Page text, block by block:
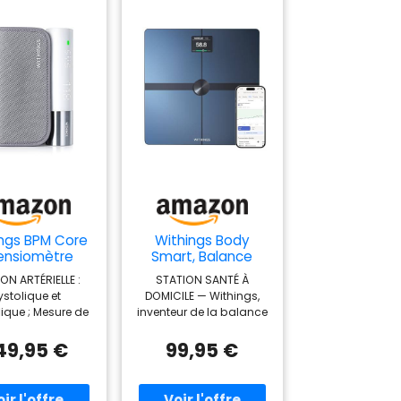
BPM Core
avec
Stéthoscope
ARTÉRIELLE :
et
; Mesure de
de détecter la
répandue des
€
Withings Body
Smart, Balance
Corporelle, Wifi &
Bluetooth, BIA, Noir
STATION SANTÉ À
DOMICILE — Withings,
inventeur de la balance
propose un véritable
tableau de bord bien-
bain ou votre chambre.
99,95 €